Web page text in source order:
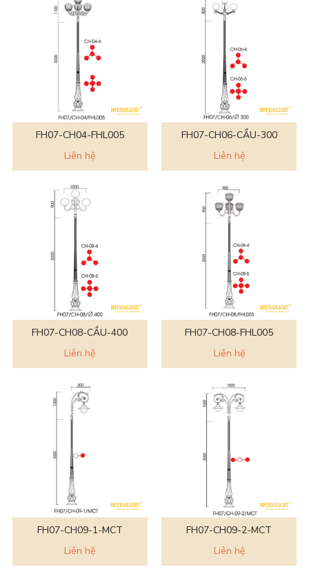
FH07-CH04-FHL005
Liên hệ
FH07-CH06-CẦU-300
Liên hệ
FH07-CH08-CẦU-400
Liên hệ
FH07-CH08-FHL005
Liên hệ
FH07-CH09-1-MCT
Liên hệ
FH07-CH09-2-MCT
Liên hệ